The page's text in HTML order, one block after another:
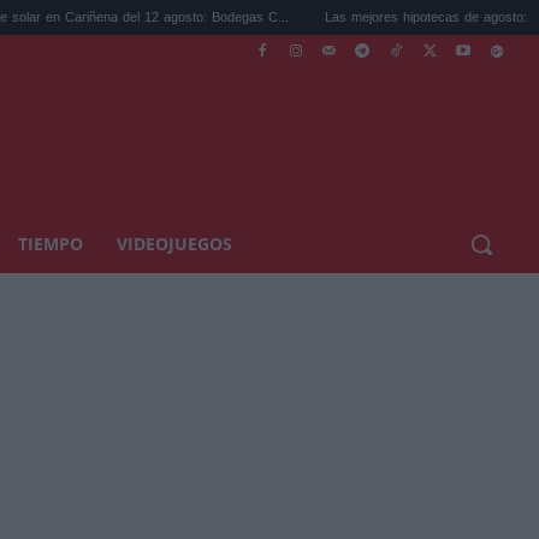
del 12 agosto: Bodegas C... Las mejores hipotecas de agosto: el TAE más
TIEMPO VIDEOJUEGOS